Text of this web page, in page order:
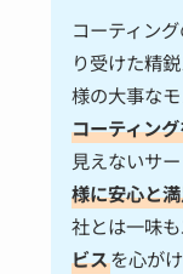
コーティン
り受けた精
様の大事な
コーティン
見えないサ
様に安心と
社とは一味
ビスを心が